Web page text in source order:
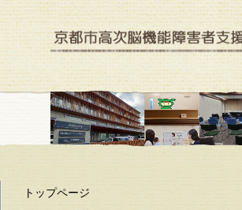
京都市高次脳機能障害者支援
トップページ